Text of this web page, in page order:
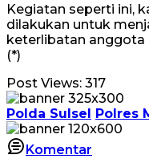
Kegiatan seperti ini,
dilakukan untuk
keterlibatan anggota
(*)
Post Views: 317
Polda Sulsel Polres
Komentar